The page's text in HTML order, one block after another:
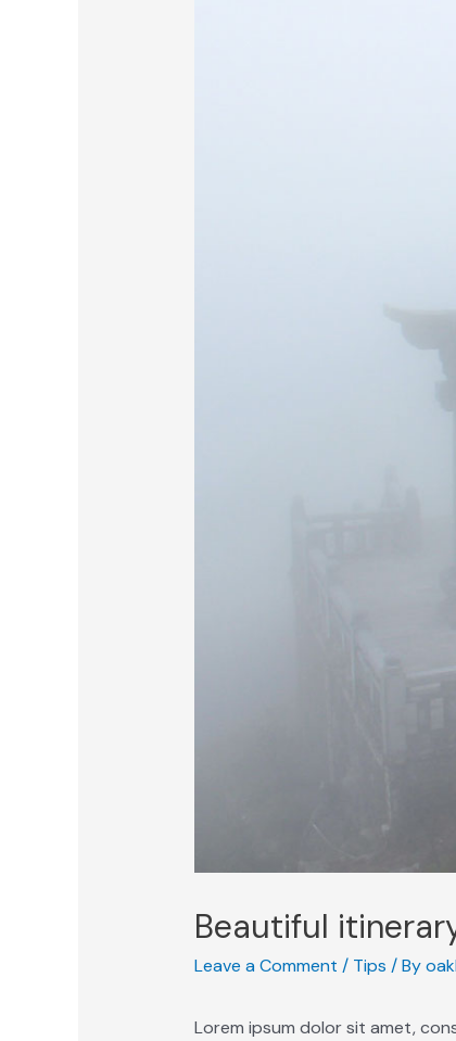
Beautiful
Leave a Comment / Tips / By
Lorem ipsum dolor sit amet,